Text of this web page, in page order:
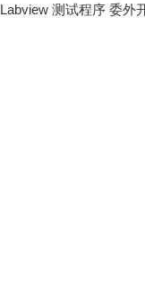
Labview 测试程序 委外